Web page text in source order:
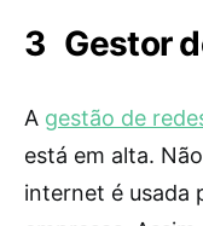
Gestor
A gestão de
está em alta.
internet é usada